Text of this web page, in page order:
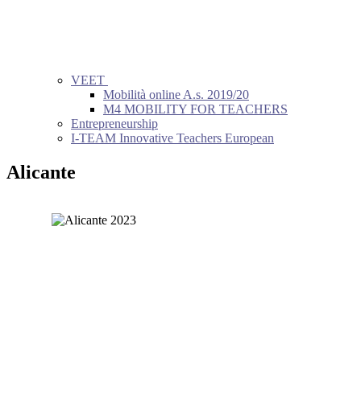
VEET
Mobilità online A.s. 2019/20
M4 MOBILITY FOR TEACHERS
Entrepreneurship
I-TEAM Innovative Teachers European
Alicante